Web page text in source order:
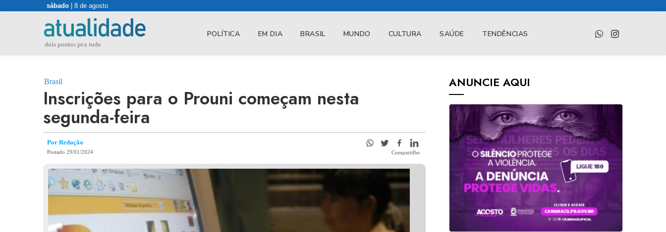
sábado | 8 de agosto
dois pontos pra tudo
POLÍTICA EM DIA BRASIL MUNDO CULTURA SAÚDE TENDÊNCIAS
Brasil
Inscrições para o Prouni começam nesta
segunda-feira
Por Redação
Postado 29/01/2024 Compartilhe
ANUNCIE AQUI